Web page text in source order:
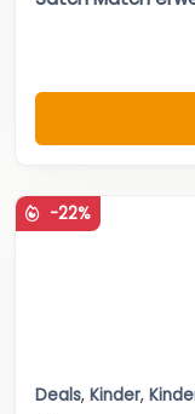
-22%
Deals, Kinder,